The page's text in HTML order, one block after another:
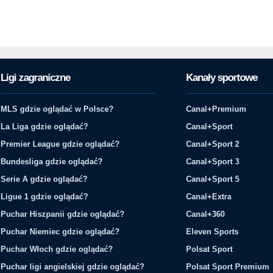
Ligi zagraniczne
MLS gdzie oglądać w Polsce?
La Liga gdzie oglądać?
Premier League gdzie oglądać?
Bundesliga gdzie oglądać?
Serie A gdzie oglądać?
Ligue 1 gdzie oglądać?
Puchar Hiszpanii gdzie oglądać?
Puchar Niemiec gdzie oglądać?
Puchar Włoch gdzie oglądać?
Puchar ligi angielskiej gdzie oglądać?
Kanały sportowe
Canal+Premium
Canal+Sport
Canal+Sport 2
Canal+Sport 3
Canal+Sport 5
Canal+Extra
Canal+360
Eleven Sports
Polsat Sport
Polsat Sport Premium